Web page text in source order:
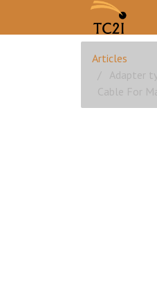
Articles
Adapter
Cable For